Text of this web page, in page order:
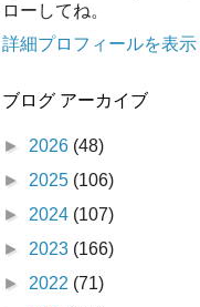
ローしてね。
詳細プロフィールを表示
ブログ アーカイブ
► 2026 (48)
► 2025 (106)
► 2024 (107)
► 2023 (166)
► 2022 (71)